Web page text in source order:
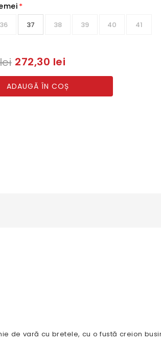
*
36 37 38 39 40 41
272,30 lei
ADAUGĂ ÎN COȘ
de vară cu bretele, cu o fustă creion